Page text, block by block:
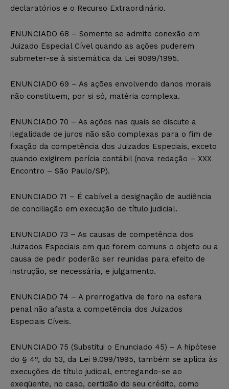
declaratórios e o Recurso Extraordinário.
ENUNCIADO 68 – Somente se admite conexão em
Juizado Especial Cível quando as ações puderem
submeter-se à sistemática da Lei 9099/1995.
ENUNCIADO 69 – As ações envolvendo danos morais
não constituem, por si só, matéria complexa.
ENUNCIADO 70 – As ações nas quais se discute a
ilegalidade de juros não são complexas para o fim de
fixação da competência dos Juizados Especiais, exceto
quando exigirem perícia contábil (nova redação – XXX
Encontro – São Paulo/SP).
ENUNCIADO 71 – É cabível a designação de audiência
de conciliação em execução de título judicial.
ENUNCIADO 73 – As causas de competência dos
Juizados Especiais em que forem comuns o objeto ou a
causa de pedir poderão ser reunidas para efeito de
instrução, se necessária, e julgamento.
ENUNCIADO 74 – A prerrogativa de foro na esfera
penal não afasta a competência dos Juizados
Especiais Cíveis.
ENUNCIADO 75 (Substitui o Enunciado 45) – A hipótese
do § 4º, do 53, da Lei 9.099/1995, também se aplica às
execuções de título judicial, entregando-se ao
exeqüente, no caso, certidão do seu crédito, como